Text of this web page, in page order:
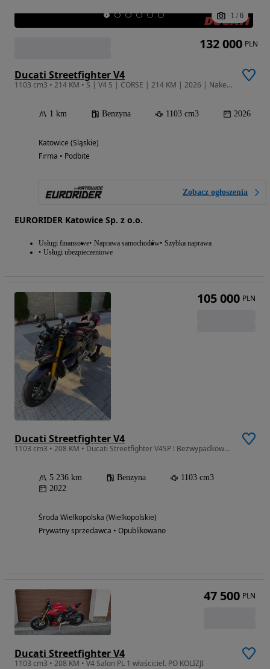
1 / 6
Ducati Streetfighter V4
1103 cm3 • 214 KM • S | V4 S | CORSE | 214 KM | 2026 | Naked | Ducati Katowice
1 km Benzyna 1103 cm3 2026
Katowice (Śląskie)
Firma • Podbite
Zobacz ogłoszenia
EURORIDER Katowice Sp. z o.o.
Usługi finansowe Naprawa samochodów Szybka naprawa
Usługi ubezpieczeniowe
132 000 PLN
Ducati Streetfighter V4
1103 cm3 • 208 KM • Ducati Streetfighter V4SP ! Bezwypadkowy ! Oryginał ! Carbon.
5 236 km Benzyna
1103 cm3
2022
Środa Wielkopolska (Wielkopolskie)
Prywatny sprzedawca • Opublikowano
105 000 PLN
Ducati Streetfighter V4
1103 cm3 • 208 KM • V4 Salon PL 1 właściciel. PO KOLIZJI
47 500 PLN